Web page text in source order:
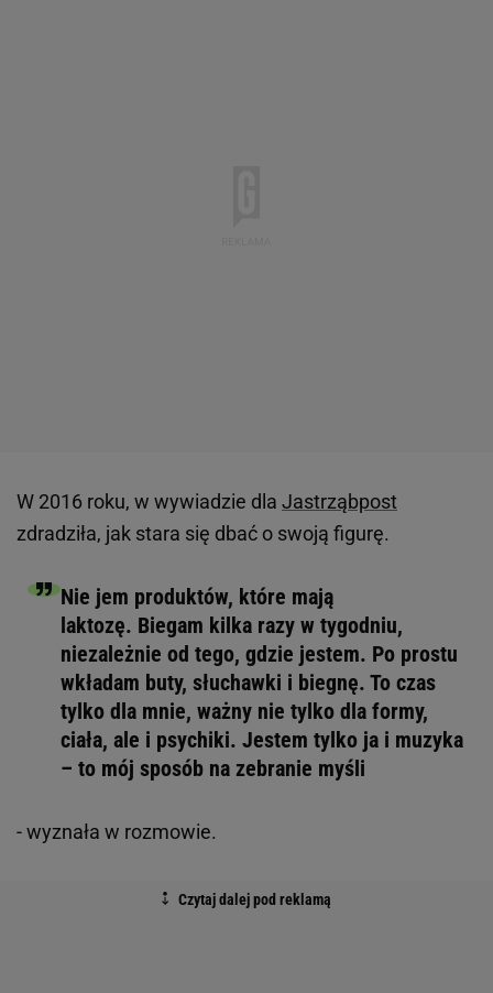
W 2016 roku, w wywiadzie dla Jastrząbpost
zdradziła, jak stara się dbać o swoją figurę.
Nie jem produktów, które mają
laktozę. Biegam kilka razy w tygodniu,
niezależnie od tego, gdzie jestem. Po prostu
wkładam buty, słuchawki i biegnę. To czas
tylko dla mnie, ważny nie tylko dla formy,
ciała, ale i psychiki. Jestem tylko ja i muzyka
– to mój sposób na zebranie myśli
- wyznała w rozmowie.